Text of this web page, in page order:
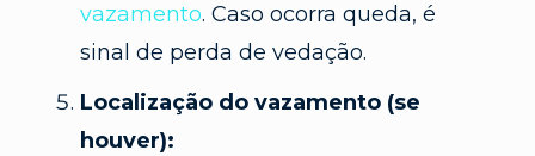
vazamento. Caso ocorra queda, é
sinal de perda de vedação.
Localização do vazamento (se
houver):